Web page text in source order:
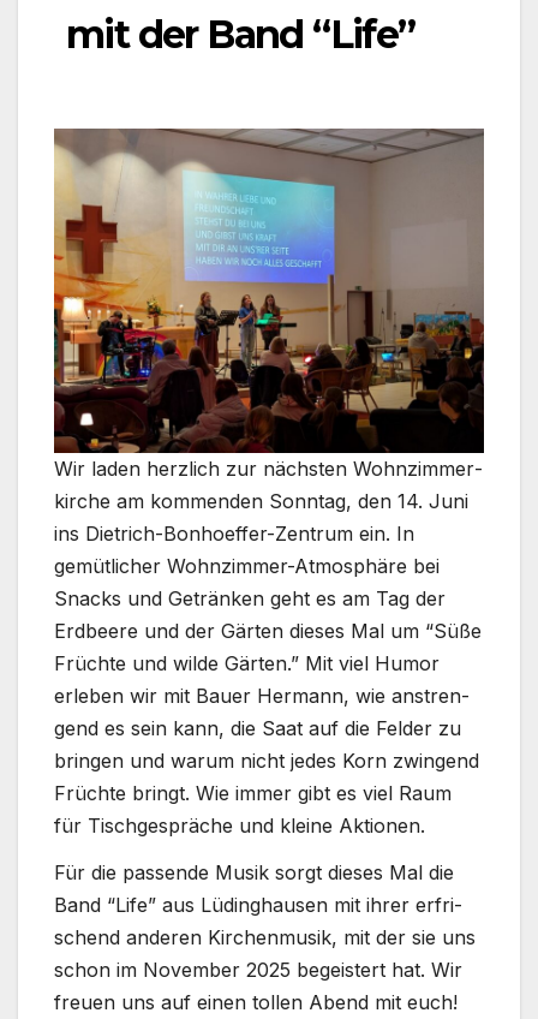
mit der Band “Life”
Wir laden herz­lich zur nächs­ten Wohn­zim­mer­
kir­che am kom­men­den Sonn­tag, den 14. Juni
ins Dietrich-Bonhoeffer-Zentrum ein. In
gemüt­li­cher Wohnzimmer-Atmosphäre bei
Snacks und Geträn­ken geht es am Tag der
Erd­bee­re und der Gär­ten die­ses Mal um “Süße
Früch­te und wil­de Gär­ten.” Mit viel Humor
erle­ben wir mit Bau­er Her­mann, wie anstren­
gend es sein kann, die Saat auf die Fel­der zu
brin­gen und war­um nicht jedes Korn zwin­gend
Früch­te bringt. Wie immer gibt es viel Raum
für Tisch­ge­sprä­che und klei­ne Aktio­nen.
Für die pas­sen­de Musik sorgt die­ses Mal die
Band “Life” aus Lüding­hau­sen mit ihrer erfri­
schend ande­ren Kir­chen­mu­sik, mit der sie uns
schon im Novem­ber 2025 begeis­tert hat. Wir
freu­en uns auf einen tol­len Abend mit euch!